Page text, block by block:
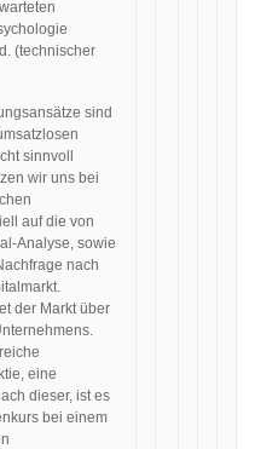
(technischer
sind
sinnvoll
wir uns bei
auf die von
Analyse, sowie
nach
der Markt über
eine
dieser, ist es
bei einem